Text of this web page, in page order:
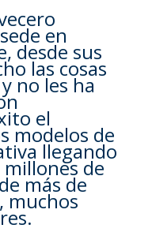
en
desde sus
las cosas
no les ha
el
modelos de
llegando
de
más de
muchos